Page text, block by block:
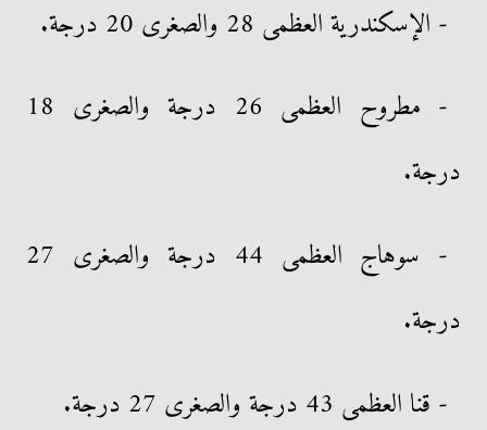
- الإسكندرية العظمى 28 والصغرى 20 درجة.
- مطروح العظمى 26 درجة والصغرى 18
درجة.
- سوهاج العظمى 44 درجة والصغرى 27
درجة.
- قنا العظمى 43 درجة والصغرى 27 درجة.